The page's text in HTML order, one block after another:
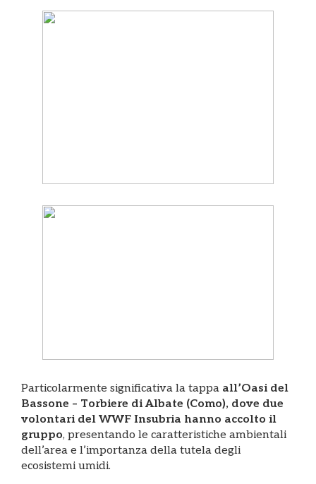
Particolarmente significativa la tappa all’Oasi del
Bassone – Torbiere di Albate (Como), dove due
volontari del WWF Insubria hanno accolto il
gruppo, presentando le caratteristiche ambientali
dell’area e l’importanza della tutela degli
ecosistemi umidi.